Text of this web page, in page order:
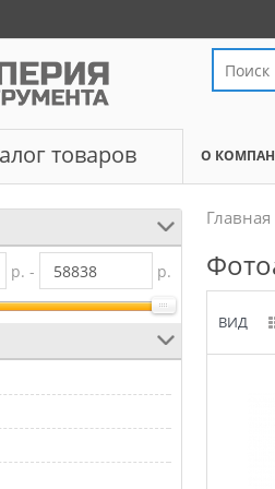
товаров О
р. - р.
Главная
ВИД